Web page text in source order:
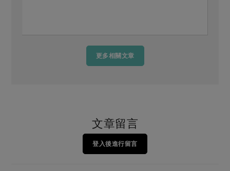
更多相關文章
文章留言
登入後進行留言